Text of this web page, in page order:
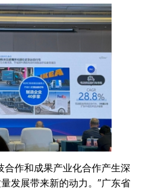
合作和成果产业化合作产生深
发展带来新的动力。”广东省